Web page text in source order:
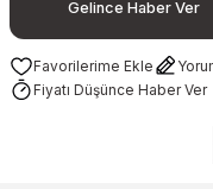
Gelince Haber Ver
Fiyatı Düşünce Haber Ver